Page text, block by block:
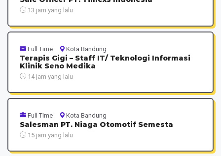
13 jam yang lalu
Full Time Kota Bandung
Terapis Gigi – Staff IT/ Teknologi Informasi
Klinik Seno Medika
14 jam yang lalu
Full Time Kota Bandung
Salesman PT. Niaga Otomotif Semesta
15 jam yang lalu